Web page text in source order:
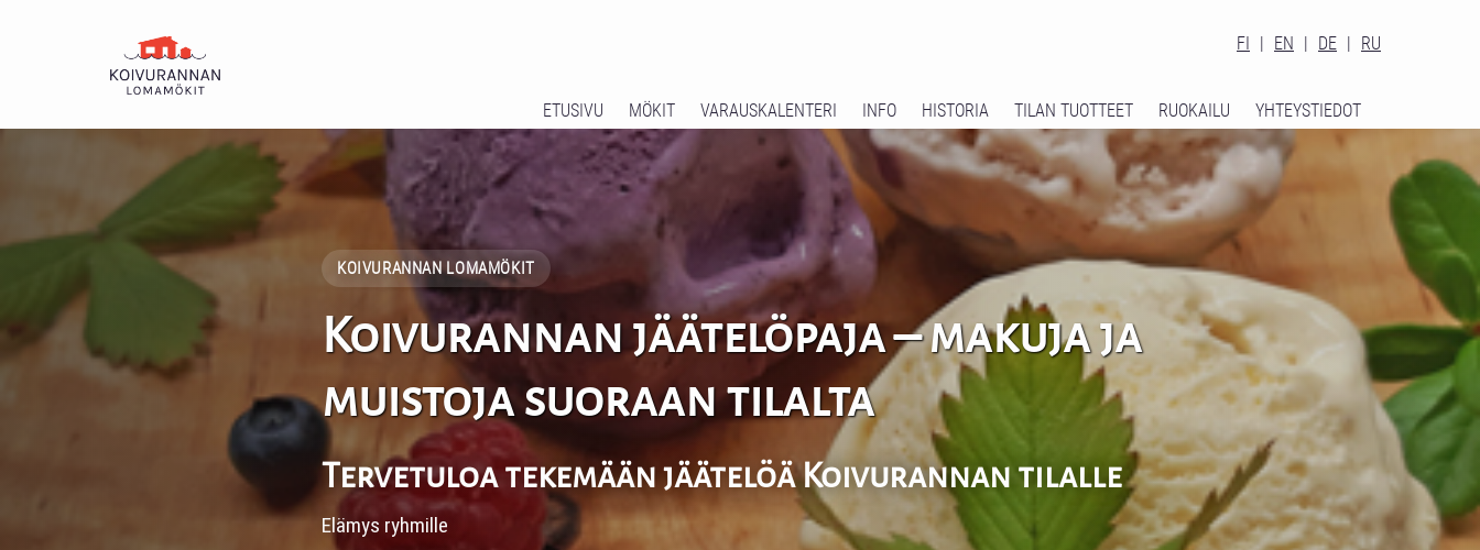
FI | EN | DE | RU
ETUSIVU MÖKIT VARAUSKALENTERI INFO HISTORIA TILAN TUOTTEET RUOKAILU YHTEYSTIEDOT
KOIVURANNAN LOMAMÖKIT
Koivurannan jäätelöpaja – makuja ja
muistoja suoraan tilalta
Tervetuloa tekemään jäätelöä Koivurannan tilalle
Elämys ryhmille